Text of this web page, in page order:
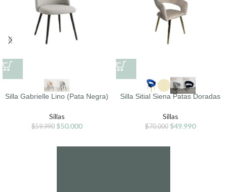
Silla Gabrielle Lino (Pata Negra)
Sillas
$59.990 $50.000
Silla Sitial Siena Patas Doradas
Sillas
$70.000 $49.990